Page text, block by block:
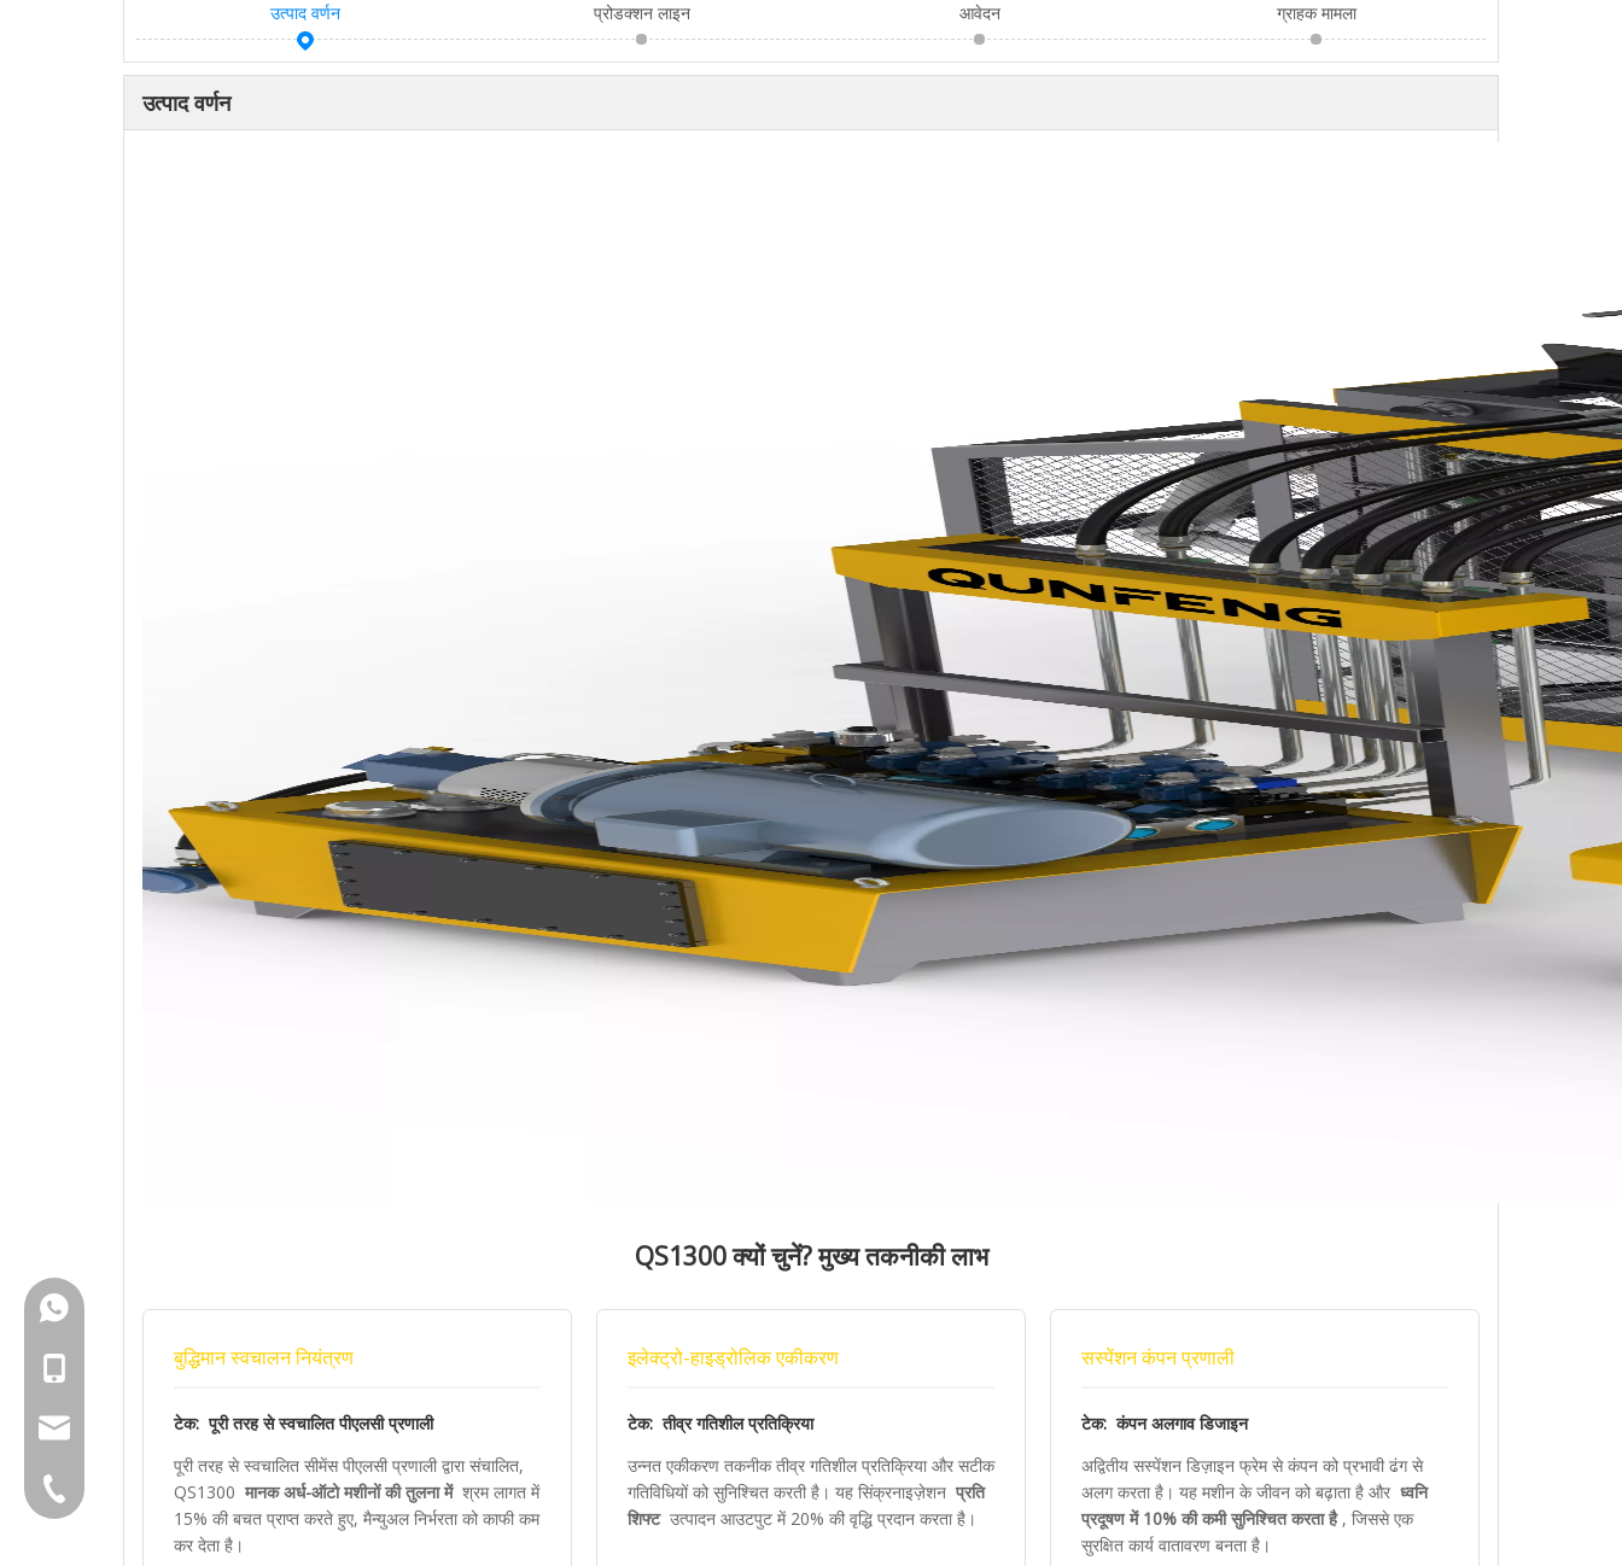
उत्पाद वर्णन
प्रोडक्शन लाइन आवेदन ग्राहक मामला
उत्पाद वर्णन
QS1300 क्यों चुनें? मुख्य तकनीकी लाभ
बुद्धिमान स्वचालन नियंत्रण
टेक: पूरी तरह से स्वचालित पीएलसी प्रणाली
पूरी तरह से स्वचालित सीमेंस पीएलसी प्रणाली द्वारा संचालित,
QS1300 मानक अर्ध-ऑटो मशीनों की तुलना में श्रम लागत में
15% की बचत प्राप्त करते हुए, मैन्युअल निर्भरता को काफी कम
कर देता है।
इलेक्ट्रो-हाइड्रोलिक एकीकरण
टेक: तीव्र गतिशील प्रतिक्रिया
उन्नत एकीकरण तकनीक तीव्र गतिशील प्रतिक्रिया और सटीक
गतिविधियों को सुनिश्चित करती है। यह सिंक्रनाइज़ेशन प्रति
शिफ्ट उत्पादन आउटपुट में 20% की वृद्धि प्रदान करता है।
सस्पेंशन कंपन प्रणाली
टेक: कंपन अलगाव डिजाइन
अद्वितीय सस्पेंशन डिज़ाइन फ्रेम से कंपन को प्रभावी ढंग से
अलग करता है। यह मशीन के जीवन को बढ़ाता है और ध्वनि
प्रदूषण में 10% की कमी सुनिश्चित करता है , जिससे एक
सुरक्षित कार्य वातावरण बनता है।
+86-18150503129
+86-18150503129
group@qunfeng.com
+86-595 22356782